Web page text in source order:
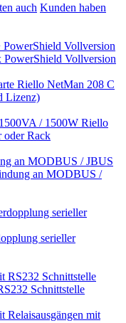
auch Kunden haben
Vollversion
Riello NetMan 208 C
Lizenz)
Riello
oder Rack
an MODBUS /
serieller
Schnittstelle